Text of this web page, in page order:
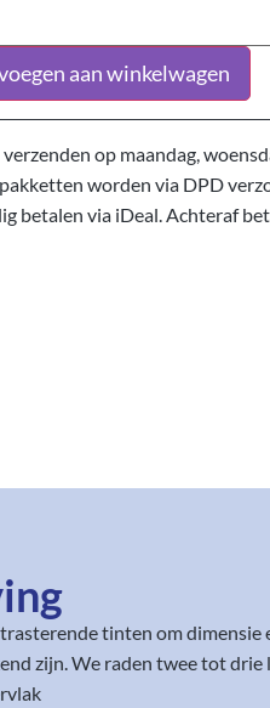
aan winkelwagen
op maandag,
worden via DPD
betalen via iDeal. Achteraf
tinten om dimensie
zijn. We raden twee tot